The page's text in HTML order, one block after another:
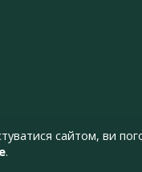
сайтом, ви
.